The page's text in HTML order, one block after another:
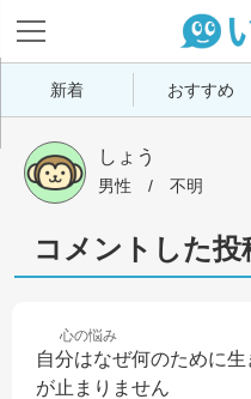
新着 おすすめ
しょう
男性 / 不明
コメントした投
心の悩み
自分はなぜ何のために
が止まりません